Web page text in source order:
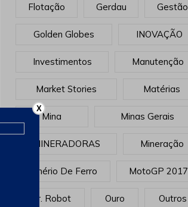
Flotação Gerdau Gestão
Golden Globes INOVAÇÃO
Investimentos Manutenção
Market Stories Matérias
Mina Minas Gerais
MINERADORAS Mineração
Minério De Ferro MotoGP 2017
Mr. Robot Ouro Outros
X